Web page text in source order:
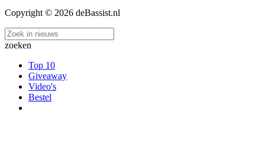
Copyright © 2026 deBassist.nl
zoeken
Top 10
Giveaway
Video's
Bestel